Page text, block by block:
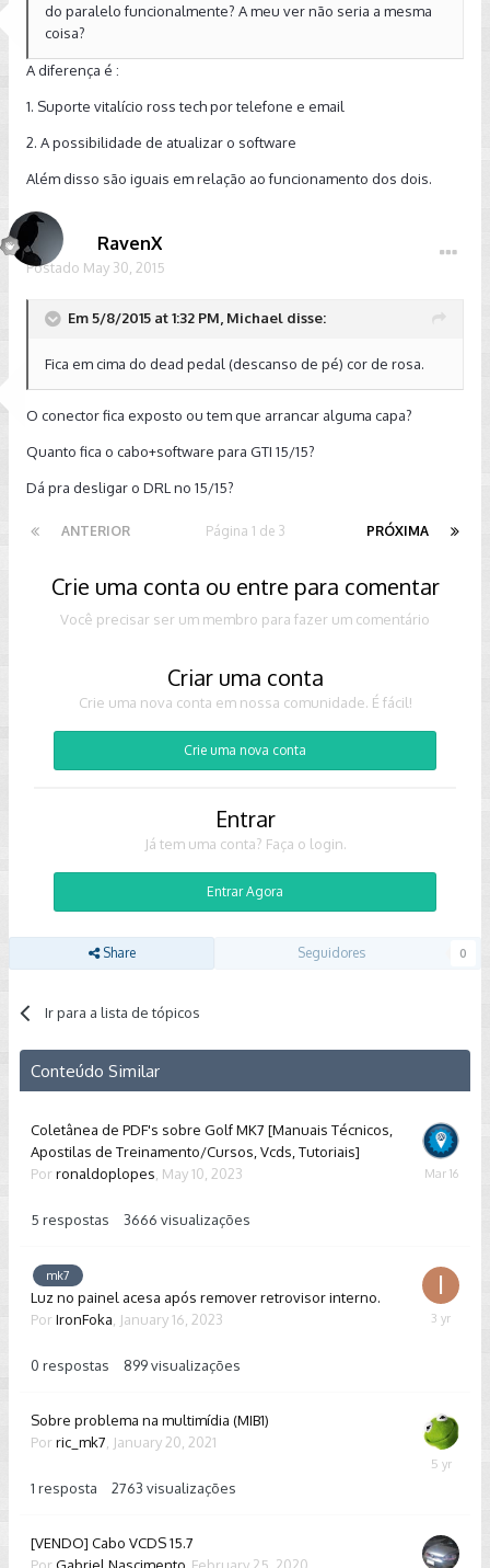
do paralelo funcionalmente? A meu ver não seria a mesma
coisa?
A diferença é :
1. Suporte vitalício ross tech por telefone e email
2. A possibilidade de atualizar o software
Além disso são iguais em relação ao funcionamento dos dois.
RavenX
Postado May 30, 2015
Em 5/8/2015 at 1:32 PM, Michael disse:
Fica em cima do dead pedal (descanso de pé) cor de rosa.
O conector fica exposto ou tem que arrancar alguma capa?
Quanto fica o cabo+software para GTI 15/15?
Dá pra desligar o DRL no 15/15?
ANTERIOR PRÓXIMA
Página 1 de 3
Crie uma conta ou entre para comentar
Você precisar ser um membro para fazer um comentário
Criar uma conta
Crie uma nova conta em nossa comunidade. É fácil!
Crie uma nova conta
Entrar
Já tem uma conta? Faça o login.
Entrar Agora
Share Seguidores 0
Ir para a lista de tópicos
Conteúdo Similar
Coletânea de PDF's sobre Golf MK7 [Manuais Técnicos,
Apostilas de Treinamento/Cursos, Vcds, Tutoriais]
Por ronaldoplopes May 10, 2023
5 respostas 3666 visualizações
March
mk7
Luz no painel acesa após remover retrovisor interno.
Por IronFoka January 16, 2023
0 respostas 899visualizações
January
Sobre problema na multimídia (MIB1)
Por ric_mk7 January 20, 2021
1 resposta 2763 visualizações
January
[VENDO] Cabo VCDS 15.7